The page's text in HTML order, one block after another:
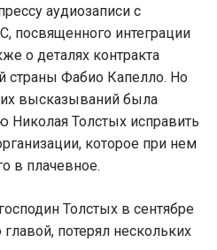
аудиозаписи с
посвященного интеграции
о деталях контракта
страны Фабио Капелло. Но
высказываний была
Николая Толстых исправить
которое при нем
в плачевное.
Толстых в сентябре
потерял нескольких